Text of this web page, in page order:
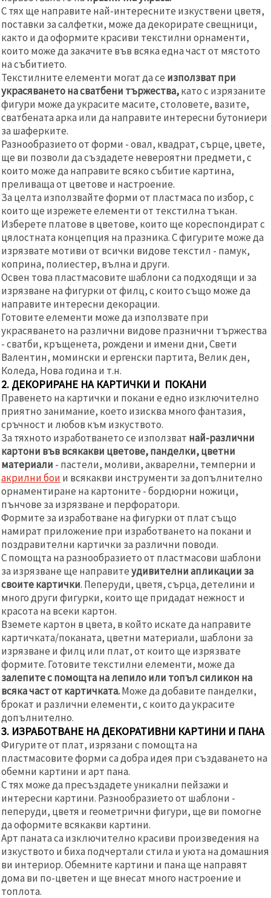
С тях ще направите най-интересните изкуствени цветя,
поставки за салфетки, може да декорирате свещници,
както и да оформите красиви текстилни орнаменти,
които може да закачите във всяка една част от мястото
на събитието.
Текстилните елементи могат да се използват при
украсяването на сватбени тържества,като с изрязаните
фигури може да украсите масите, столовете, вазите,
сватбената арка или да направите интересни бутониери
за шаферките.
Разнообразието от форми - овал, квадрат, сърце, цвете,
ще ви позволи да създадете невероятни предмети, с
които може да направите всяко събитие картина,
преливаща от цветове и настроение.
За целта използвайте форми от пластмаса по избор, с
които ще изрежете елементи от текстилна тъкан.
Изберете платове в цветове, които ще кореспондират с
цялостната концепция на празника. С фигурите може да
изрязвате мотиви от всички видове текстил - памук,
коприна, полиестер, вълна и други.
Освен това пластмасовите шаблони са подходящи и за
изрязване на фигурки от филц, с които също може да
направите интересни декорации.
Готовите елементи може да използвате при
украсяването на различни видове празнични тържества
- сватби, кръщенета, рождени и имени дни, Свети
Валентин, момински и ергенски партита, Велик ден,
Коледа, Нова година и т.н.
2. ДЕКОРИРАНЕ НА КАРТИЧКИ И ПОКАНИ
Правенето на картички и покани е едно изключително
приятно занимание, което изисква много фантазия,
сръчност и любов към изкуството.
За тяхното изработването се използват най-различни
картони във всякакви цветове, панделки, цветни
материали - пастели, моливи, акварелни, темперни и
акрилни бои и всякакви инструменти за допълнително
орнаментиране на картоните - бордюрни ножици,
пънчове за изрязване и перфоратори.
Формите за изработване на фигурки от плат също
намират приложение при изработването на покани и
поздравителни картички за различни поводи.
С помощта на разнообразието от пластмасови шаблони
за изрязване ще направитеудивителни апликации за
своите картички. Пеперуди, цветя, сърца, детелини и
много други фигурки, които ще придадат нежност и
красота на всеки картон.
Вземете картон в цвета, в който искате да направите
картичката/поканата, цветни материали, шаблони за
изрязване и филц или плат, от които ще изрязвате
формите. Готовите текстилни елементи, може да
залепите с помощта на лепило или топъл силикон на
всяка част от картичката.Може да добавите панделки,
брокат и различни елементи, с които да украсите
допълнително.
3. ИЗРАБОТВАНЕ НА ДЕКОРАТИВНИ КАРТИНИ И ПАНА
Фигурите от плат, изрязани с помощта на
пластмасовите форми са добра идея при създаването на
обемни картини и арт пана.
С тях може да пресъздадете уникални пейзажи и
интересни картини. Разнообразието от шаблони -
пеперуди, цветя и геометрични фигури, ще ви помогне
да оформите всякакви картини.
Арт паната са изключително красиви произведения на
изкуството и биха подчертали стила и уюта на домашния
ви интериор. Обемните картини и пана ще направят
дома ви по-цветен и ще внесат много настроение и
топлота.